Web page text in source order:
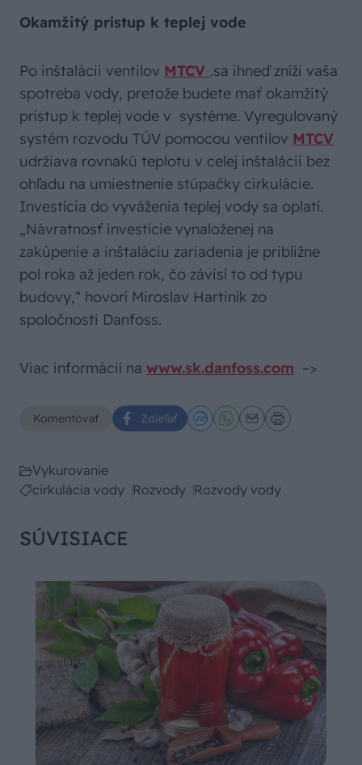
Okamžitý prístup k teplej vode
Po inštalácii ventilov MTCV .sa ihneď zníži vaša
spotreba vody, pretože budete mať okamžitý
prístup k teplej vode v systéme. Vyregulovaný
systém rozvodu TÚV pomocou ventilov MTCV
udržiava rovnakú teplotu v celej inštalácii bez
ohľadu na umiestnenie stúpačky cirkulácie.
Investícia do vyváženia teplej vody sa oplatí.
„Návratnosť investície vynaloženej na
zakúpenie a inštaláciu zariadenia je približne
pol roka až jeden rok, čo závisí to od typu
budovy,“ hovorí Miroslav Hartiník zo
spoločnosti Danfoss.
Viac informácií na www.sk.danfoss.com –>
Komentovať Zdieľať
Vykurovanie
cirkulácia vody
Rozvody Rozvody vody
SÚVISIACE